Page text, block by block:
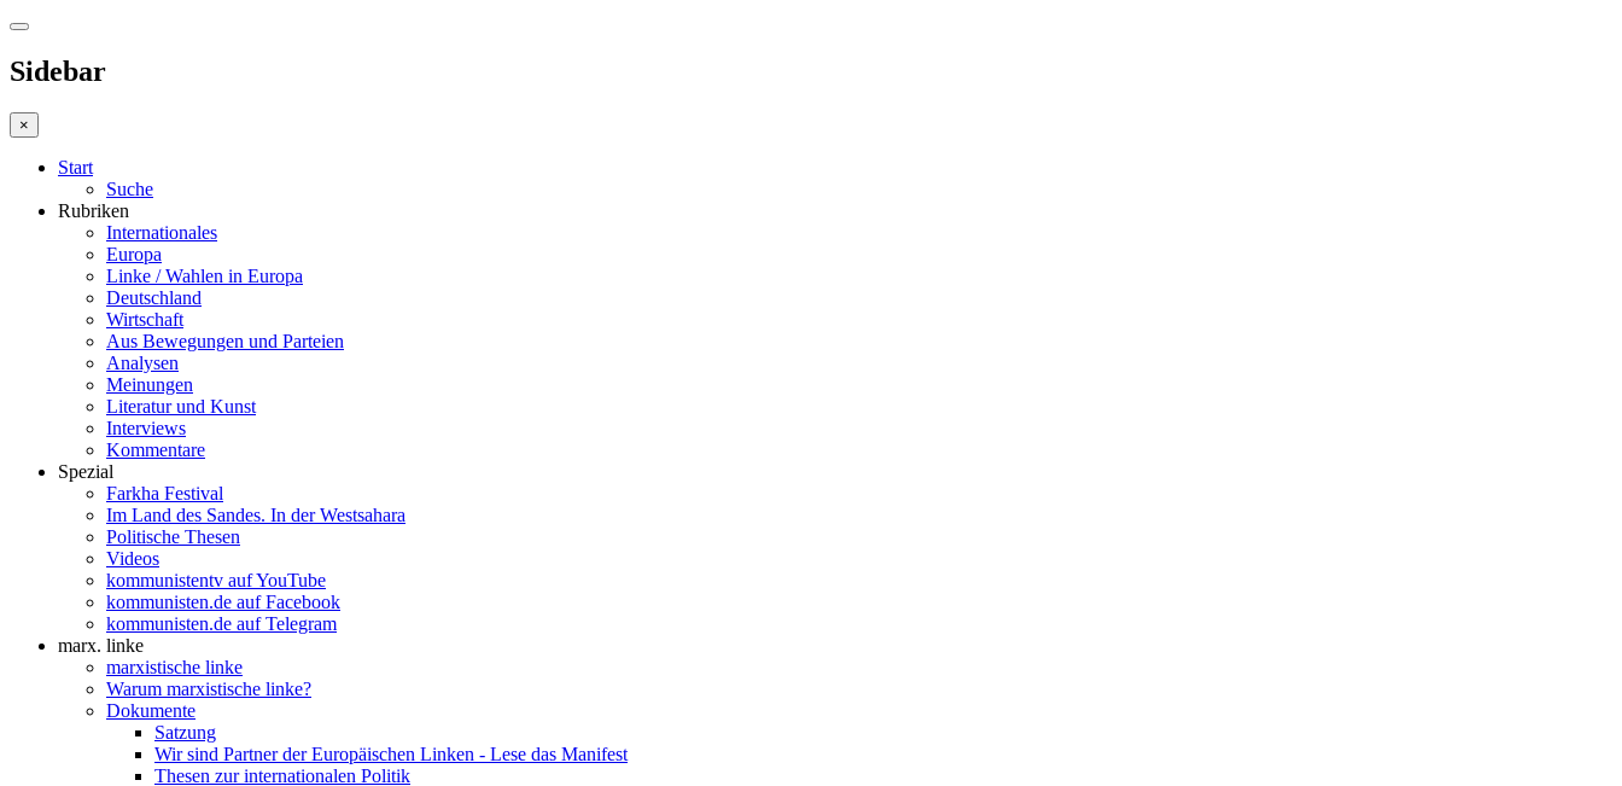
Sidebar
×
Start
Suche
Rubriken
Internationales
Europa
Linke / Wahlen in Europa
Deutschland
Wirtschaft
Aus Bewegungen und Parteien
Analysen
Meinungen
Literatur und Kunst
Interviews
Kommentare
Spezial
Farkha Festival
Im Land des Sandes. In der Westsahara
Politische Thesen
Videos
kommunistentv auf YouTube
kommunisten.de auf Facebook
kommunisten.de auf Telegram
marx. linke
marxistische linke
Warum marxistische linke?
Dokumente
Satzung
Wir sind Partner der Europäischen Linken - Lese das Manifest
Thesen zur internationalen Politik